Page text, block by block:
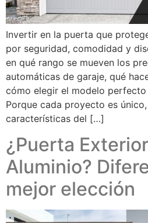
Invertir en la puerta que
por seguridad, comodidad y
en qué rango se mueven los
automáticas de garaje, qué
cómo elegir el modelo perfecto
Porque cada proyecto es
características del […]
¿Puerta
Aluminio?
mejor elección